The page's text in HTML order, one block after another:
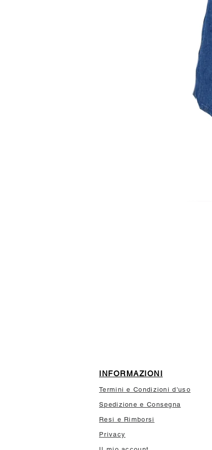
INFORMAZIONI
Termini e Condizioni d'uso
Spedizione e Consegna
Resi e Rimborsi
Privacy